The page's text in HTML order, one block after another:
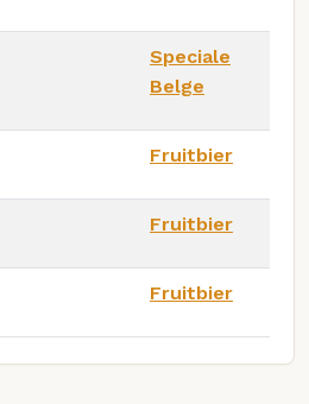
Speciale
Belge
Fruitbier
Fruitbier
Fruitbier